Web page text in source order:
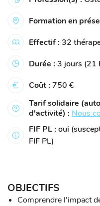
Formation en
Effectif : 32
Durée : 3 jours (21
Coût : 750 €
Tarif solidaire
d'activité) : Nous
FIF PL : oui
FIF PL)
OBJECTIFS
Comprendre l'impact